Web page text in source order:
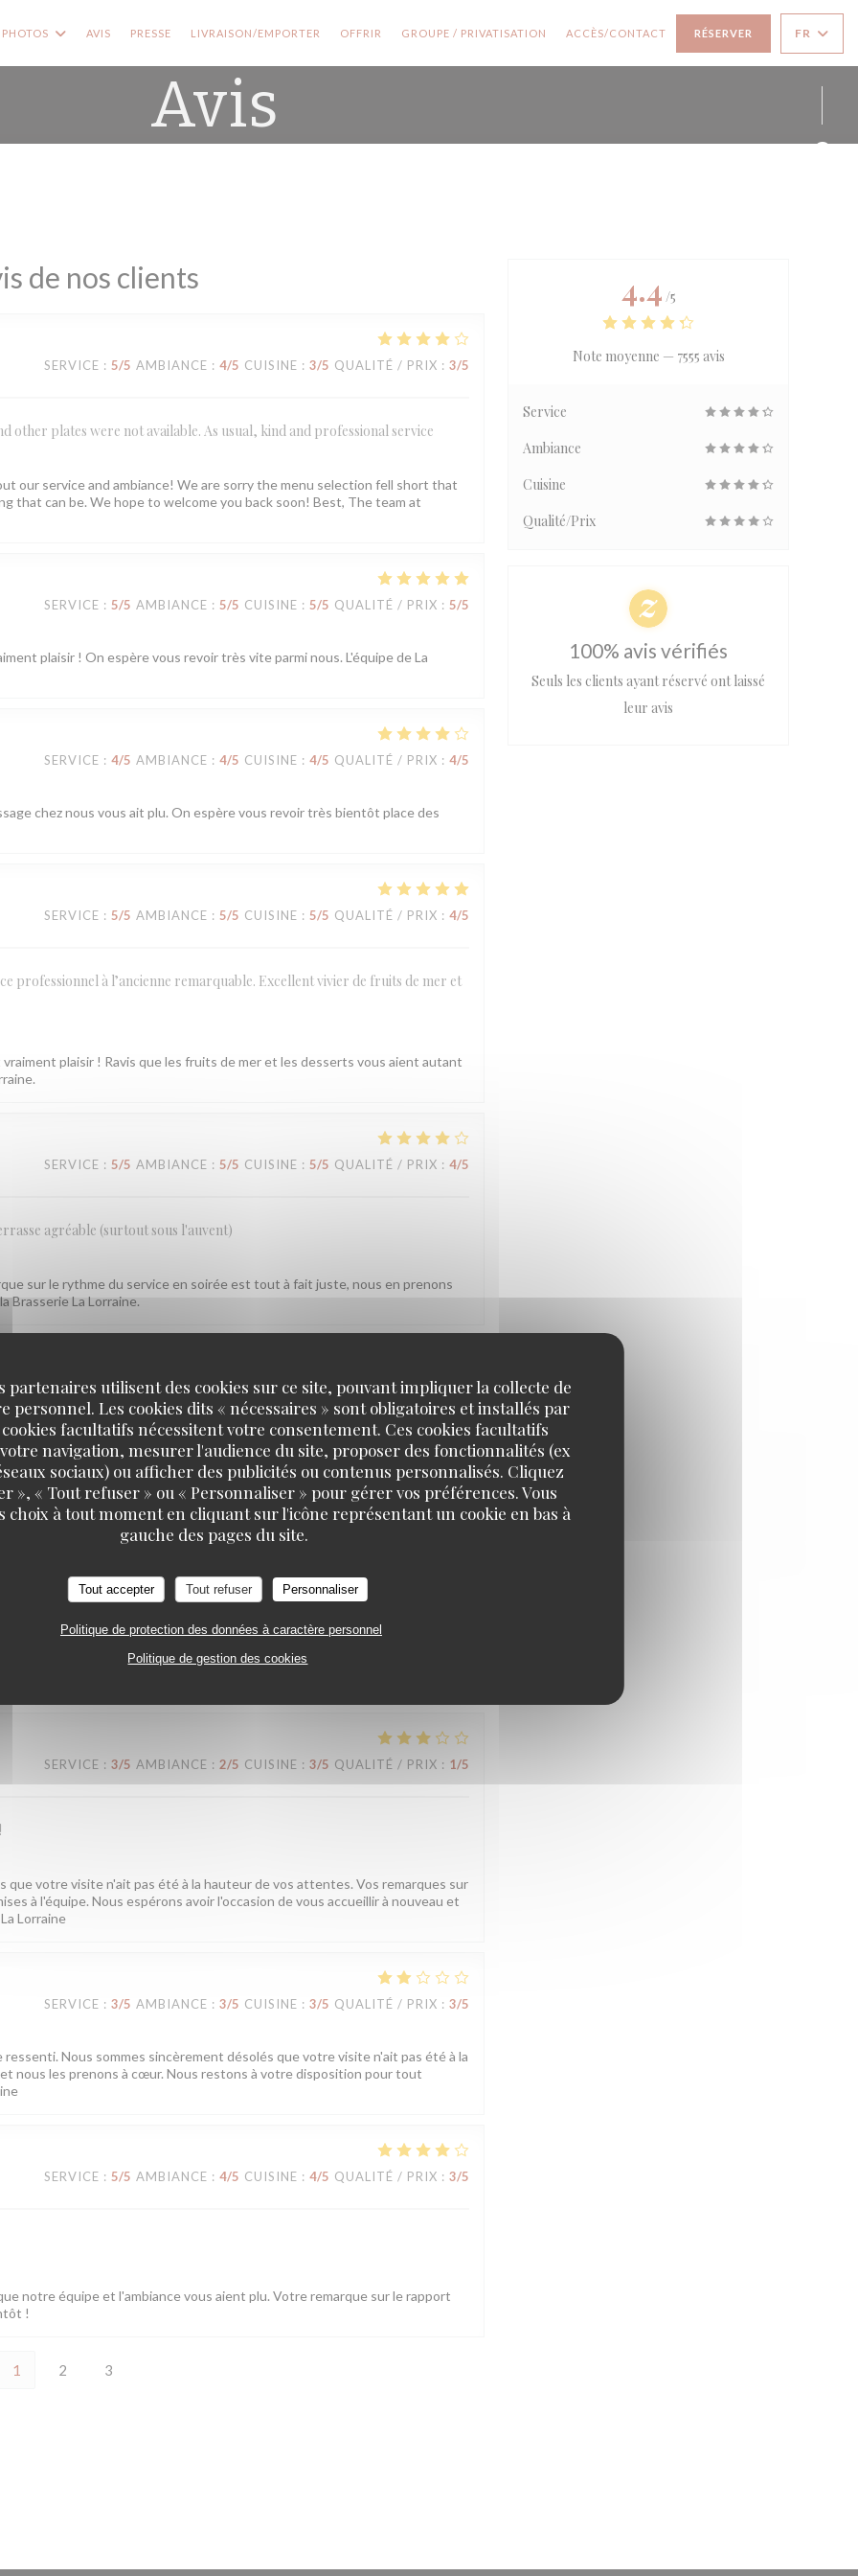
partenaires utilisent des cookies sur ce site, pouvant impliquer la collecte de
personnel. Les cookies dits « nécessaires » sont obligatoires et installés par
facultatifs nécessitent votre consentement. Ces cookies facultatifs
navigation, mesurer l'audience du site, proposer des fonctionnalités (ex
sociaux) ou afficher des publicités ou contenus personnalisés. Cliquez
», « Tout refuser » ou « Personnaliser » pour gérer vos préférences. Vous
choix à tout moment en cliquant sur l'icône représentant un cookie en bas à
gauche des pages du site.
Tout accepter Tout refuser Personnaliser
Politique de protection des données à caractère personnel
Politique de gestion des cookies
PHOTOS AVIS PRESSE LIVRAISON/EMPORTER OFFRIR ((OUVRE UNE NOUVELLE FENÊTRE))
GROUPE / PRIVATISATION ((OUVRE UNE NOUVELLE FENÊTRE))
ACCÈS/CONTACT RÉSERVER FR
Avis
de nos clients
SERVICE : 5/5 AMBIANCE : 4/5 CUISINE : 3/5 QUALITÉ / PRIX : 3/5
plates were not available. As usual, kind and professional service
our service and ambiance! We are sorry the menu selection fell short that
that can be. We hope to welcome you back soon! Best, The team at
SERVICE : 5/5 AMBIANCE : 5/5 CUISINE : 5/5 QUALITÉ / PRIX : 5/5
plaisir ! On espère vous revoir très vite parmi nous. L'équipe de La
SERVICE : 4/5 AMBIANCE : 4/5 CUISINE : 4/5 QUALITÉ / PRIX : 4/5
chez nous vous ait plu. On espère vous revoir très bientôt place des
SERVICE : 5/5 AMBIANCE : 5/5 CUISINE : 5/5 QUALITÉ / PRIX : 4/5
professionnel à l’ancienne remarquable. Excellent vivier de fruits de mer et
plaisir ! Ravis que les fruits de mer et les desserts vous aient autant
SERVICE : 5/5 AMBIANCE : 5/5 CUISINE : 5/5 QUALITÉ / PRIX : 4/5
agréable (surtout sous l'auvent)
sur le rythme du service en soirée est tout à fait juste, nous en prenons
Brasserie La Lorraine.
SERVICE : 5/5 AMBIANCE: 5/5 CUISINE : 5/5 QUALITÉ / PRIX: 5/5
plaisir ! On espère vous accueillir à nouveau très bientôt. L'équipe de La
l'ambiance et le rapport qualité-prix vous aient conquise. Nous notons
L'équipe de la Brasserie La Lorraine.
SERVICE : 3/5 AMBIANCE : 2/5 CUISINE : 3/5 QUALITÉ / PRIX : 1/5
votre visite n'ait pas été à la hauteur de vos attentes. Vos remarques sur
à l'équipe. Nous espérons avoir l'occasion de vous accueillir à nouveau et
Lorraine
SERVICE : 3/5 AMBIANCE : 3/5 CUISINE : 3/5 QUALITÉ / PRIX : 3/5
Nous sommes sincèrement désolés que votre visite n'ait pas été à la
nous les prenons à cœur. Nous restons à votre disposition pour tout
SERVICE : 5/5 AMBIANCE : 4/5 CUISINE : 4/5 QUALITÉ / PRIX : 3/5
notre équipe et l'ambiance vous aient plu. Votre remarque sur le rapport
!
1 2 3
4.4 /5
Note moyenne — 7555 avis
Service
Ambiance
Cuisine
Qualité/Prix
100% avis vérifiés
Seuls les clients ayant réservé ont laissé
leur avis